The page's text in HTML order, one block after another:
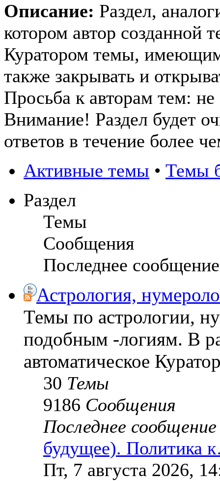
Описание: Раздел,
котором автор созданной
Куратором темы,
также закрывать и
Просьба к авторам тем:
Внимание! Раздел будет
ответов в течение более
Активные темы • Темы
Раздел
Темы
Сообщения
Последнее сообщение
Астрология,
Темы по астрологии,
подобным -логиям. В
автоматическое
30 Темы
9186 Сообщения
Последнее сообщение
будущее). Политика
Пт, 7 августа 2026,